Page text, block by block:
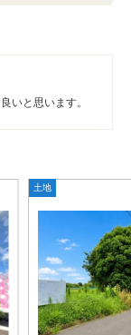
いと思います。
土地